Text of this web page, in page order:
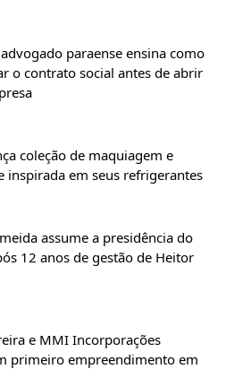
paraense ensina como
o contrato social antes de abrir
coleção de maquiagem e
inspirada em seus refrigerantes
assume a presidência do
12 anos de gestão de Heitor
e MMI Incorporações
primeiro empreendimento em